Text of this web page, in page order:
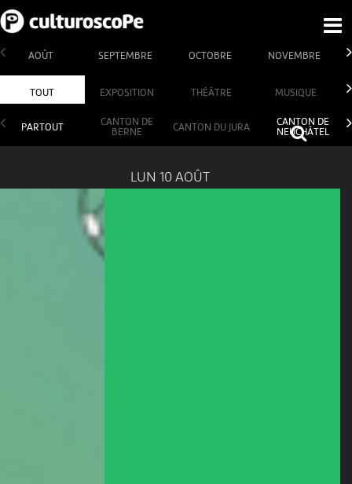
AOÛT SEPTEMBRE OCTOBRE NOVEMBRE
TOUT EXPOSITION THÉÂTRE MUSIQUE
PARTOUT
CANTON DE
BERNE
CANTON DU JURA
CANTON DE
NEUCHÂTEL
LUN 10 AOÛT